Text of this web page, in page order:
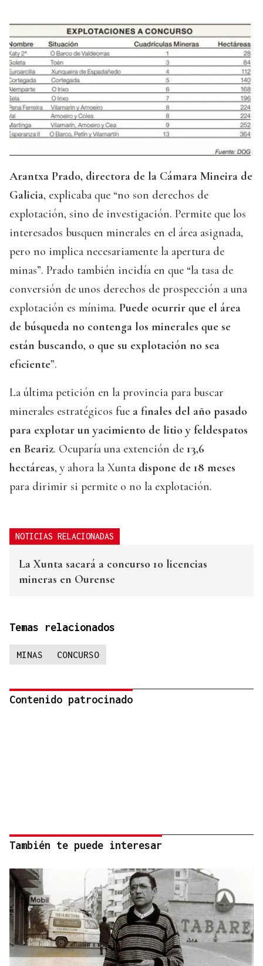
Arantxa Prado, directora de la Cámara Mineira de
Galicia, explicaba que “no son derechos de
explotación, sino de investigación. Permite que los
interesados busquen minerales en el área asignada,
pero no implica necesariamente la apertura de
minas”. Prado también incidía en que “la tasa de
conversión de unos derechos de prospección a una
explotación es mínima. Puede ocurrir que el área
de búsqueda no contenga los minerales que se
están buscando, o que su explotación no sea
eficiente”.
La última petición en la provincia para buscar
minerales estratégicos fue a finales del año pasado
para explotar un yacimiento de litio y feldespatos
en Beariz. Ocuparía una extención de 13,6
hectáreas, y ahora la Xunta dispone de 18 meses
para dirimir si permite o no la explotación.
NOTICIAS RELACIONADAS
La Xunta sacará a concurso 10 licencias
mineras en Ourense
Temas relacionados
MINAS CONCURSO
Contenido patrocinado
También te puede interesar